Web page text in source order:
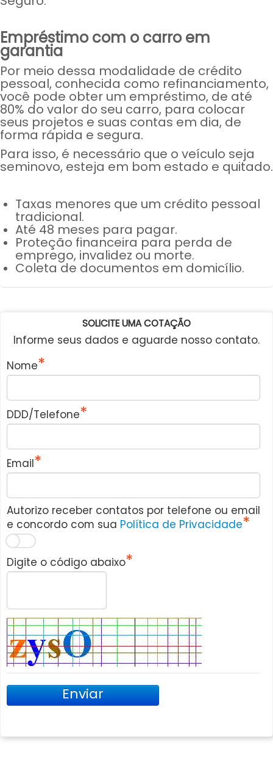
Empréstimo com o carro em
garantia
Por meio dessa modalidade de crédito
pessoal, conhecida como refinanciamento,
você pode obter um empréstimo, de até
80% do valor do seu carro, para colocar
seus projetos e suas contas em dia, de
forma rápida e segura.
Para isso, é necessário que o veículo seja
seminovo, esteja em bom estado e quitado.
Taxas menores que um crédito pessoal
tradicional.
Até 48 meses para pagar.
Proteção financeira para perda de
emprego, invalidez ou morte.
Coleta de documentos em domicílio.
SOLICITE UMA COTAÇÃO
Informe seus dados e aguarde nosso contato.
Nome
DDD/Telefone
Email
Autorizo receber contatos por telefone ou email
e concordo com sua Política de Privacidade
Digite o código abaixo
Enviar